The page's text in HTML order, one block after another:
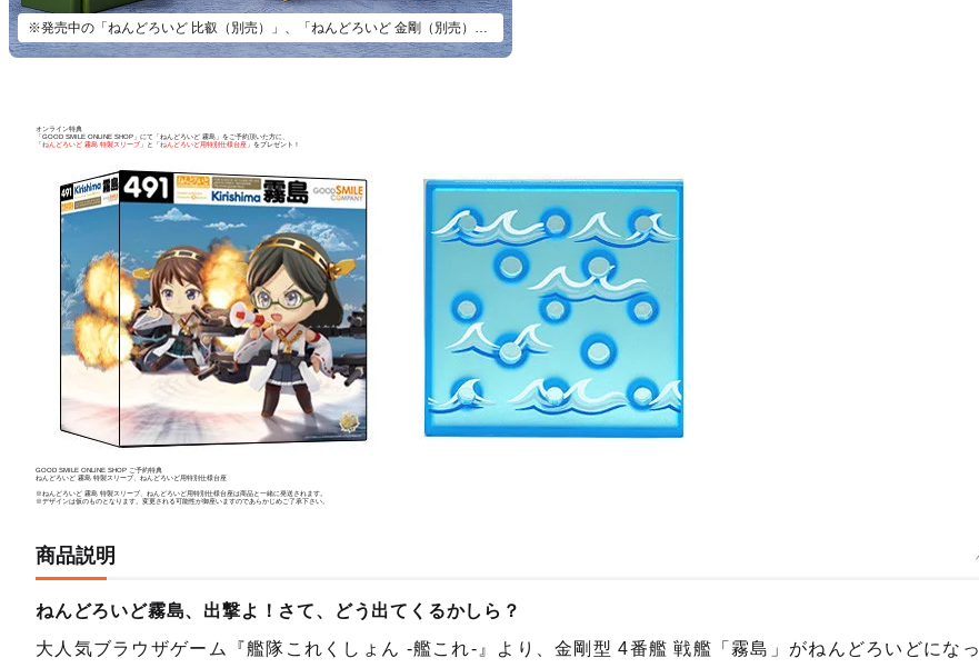
オンライン特典
「GOOD SMILE ONLINE SHOP」にて「ねんどろいど 霧島」をご予約頂いた方に、
「ねんどろいど 霧島 特製スリーブ 」と「ねんどろいど用特別仕様台座 」をプレゼント！
GOOD SMILE ONLINE SHOP ご予約特典
ねんどろいど 霧島 特製スリーブ、ねんどろいど用特別仕様台座
※ねんどろいど 霧島 特製スリーブ、ねんどろいど用特別仕様台座は商品と一緒に発送されます。
※デザインは仮のものとなります。変更される可能性が御座いますのであらかじめご了承下さい。
商品説明
ねんどろいど霧島、出撃よ！さて、どう出てくるかしら？
大人気ブラウザゲーム『艦隊これくしょん -艦これ-』より、金剛型 4番艦 戦艦「霧島」がねんどろいどになっ